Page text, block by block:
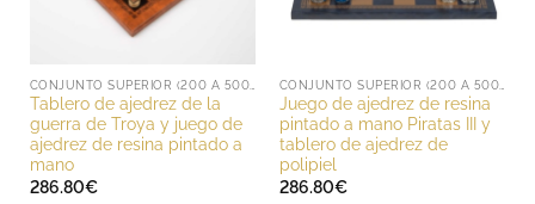
Tablero de ajedrez de la
guerra de Troya y juego de
ajedrez de resina pintado a
mano
286.80€
Juego de ajedrez de resina
pintado a mano Piratas III y
tablero de ajedrez de
polipiel
286.80€